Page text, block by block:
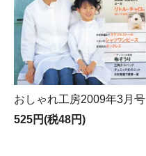
おしゃれ工房2009年3月号
525円(税48円)